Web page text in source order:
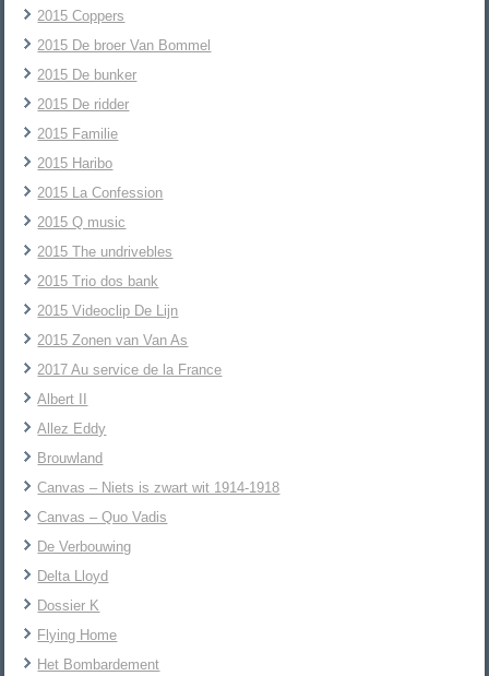
2015 Coppers
2015 De broer Van Bommel
2015 De bunker
2015 De ridder
2015 Familie
2015 Haribo
2015 La Confession
2015 Q music
2015 The undrivebles
2015 Trio dos bank
2015 Videoclip De Lijn
2015 Zonen van Van As
2017 Au service de la France
Albert II
Allez Eddy
Brouwland
Canvas – Niets is zwart wit 1914-1918
Canvas – Quo Vadis
De Verbouwing
Delta Lloyd
Dossier K
Flying Home
Het Bombardement